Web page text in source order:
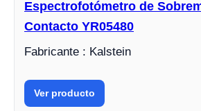
Espectrofotómetro de
Contacto YR05480
Fabricante : Kalstein
Ver producto